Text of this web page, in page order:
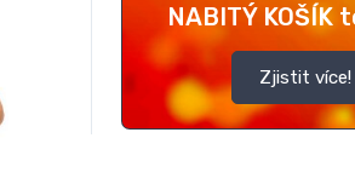
NABITÝ KOŠÍK
Zjistit více!